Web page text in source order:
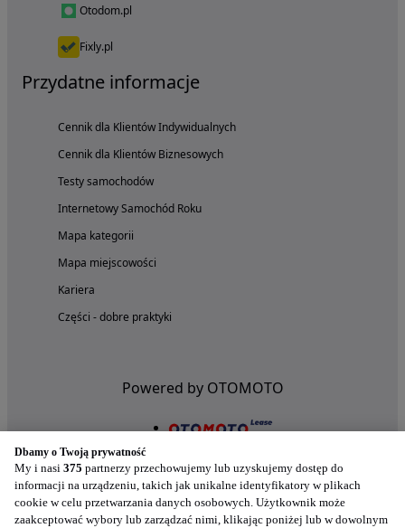
Otodom.pl
Fixly.pl
Przydatne informacje
Cennik dla Klientów Indywidualnych
Cennik dla Klientów Biznesowych
Testy samochodów
Internetowy Samochód Roku
Mapa kategorii
Mapa miejscowości
Kariera
Części - dobre praktyki
Powered by OTOMOTO
Dbamy o Twoją prywatność
My i nasi 375 partnerzy przechowujemy lub uzyskujemy dostęp do
informacji na urządzeniu, takich jak unikalne identyfikatory w plikach
cookie w celu przetwarzania danych osobowych. Użytkownik może
zaakceptować wybory lub zarządzać nimi, klikając poniżej lub w dowolnym